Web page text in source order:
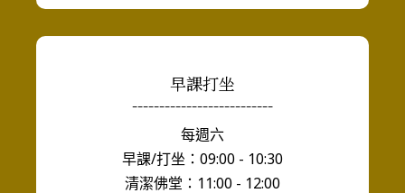
早課打坐
--------------------------
每週六
早課/打坐：09:00 - 10:30
清潔佛堂：11:00 - 12:00